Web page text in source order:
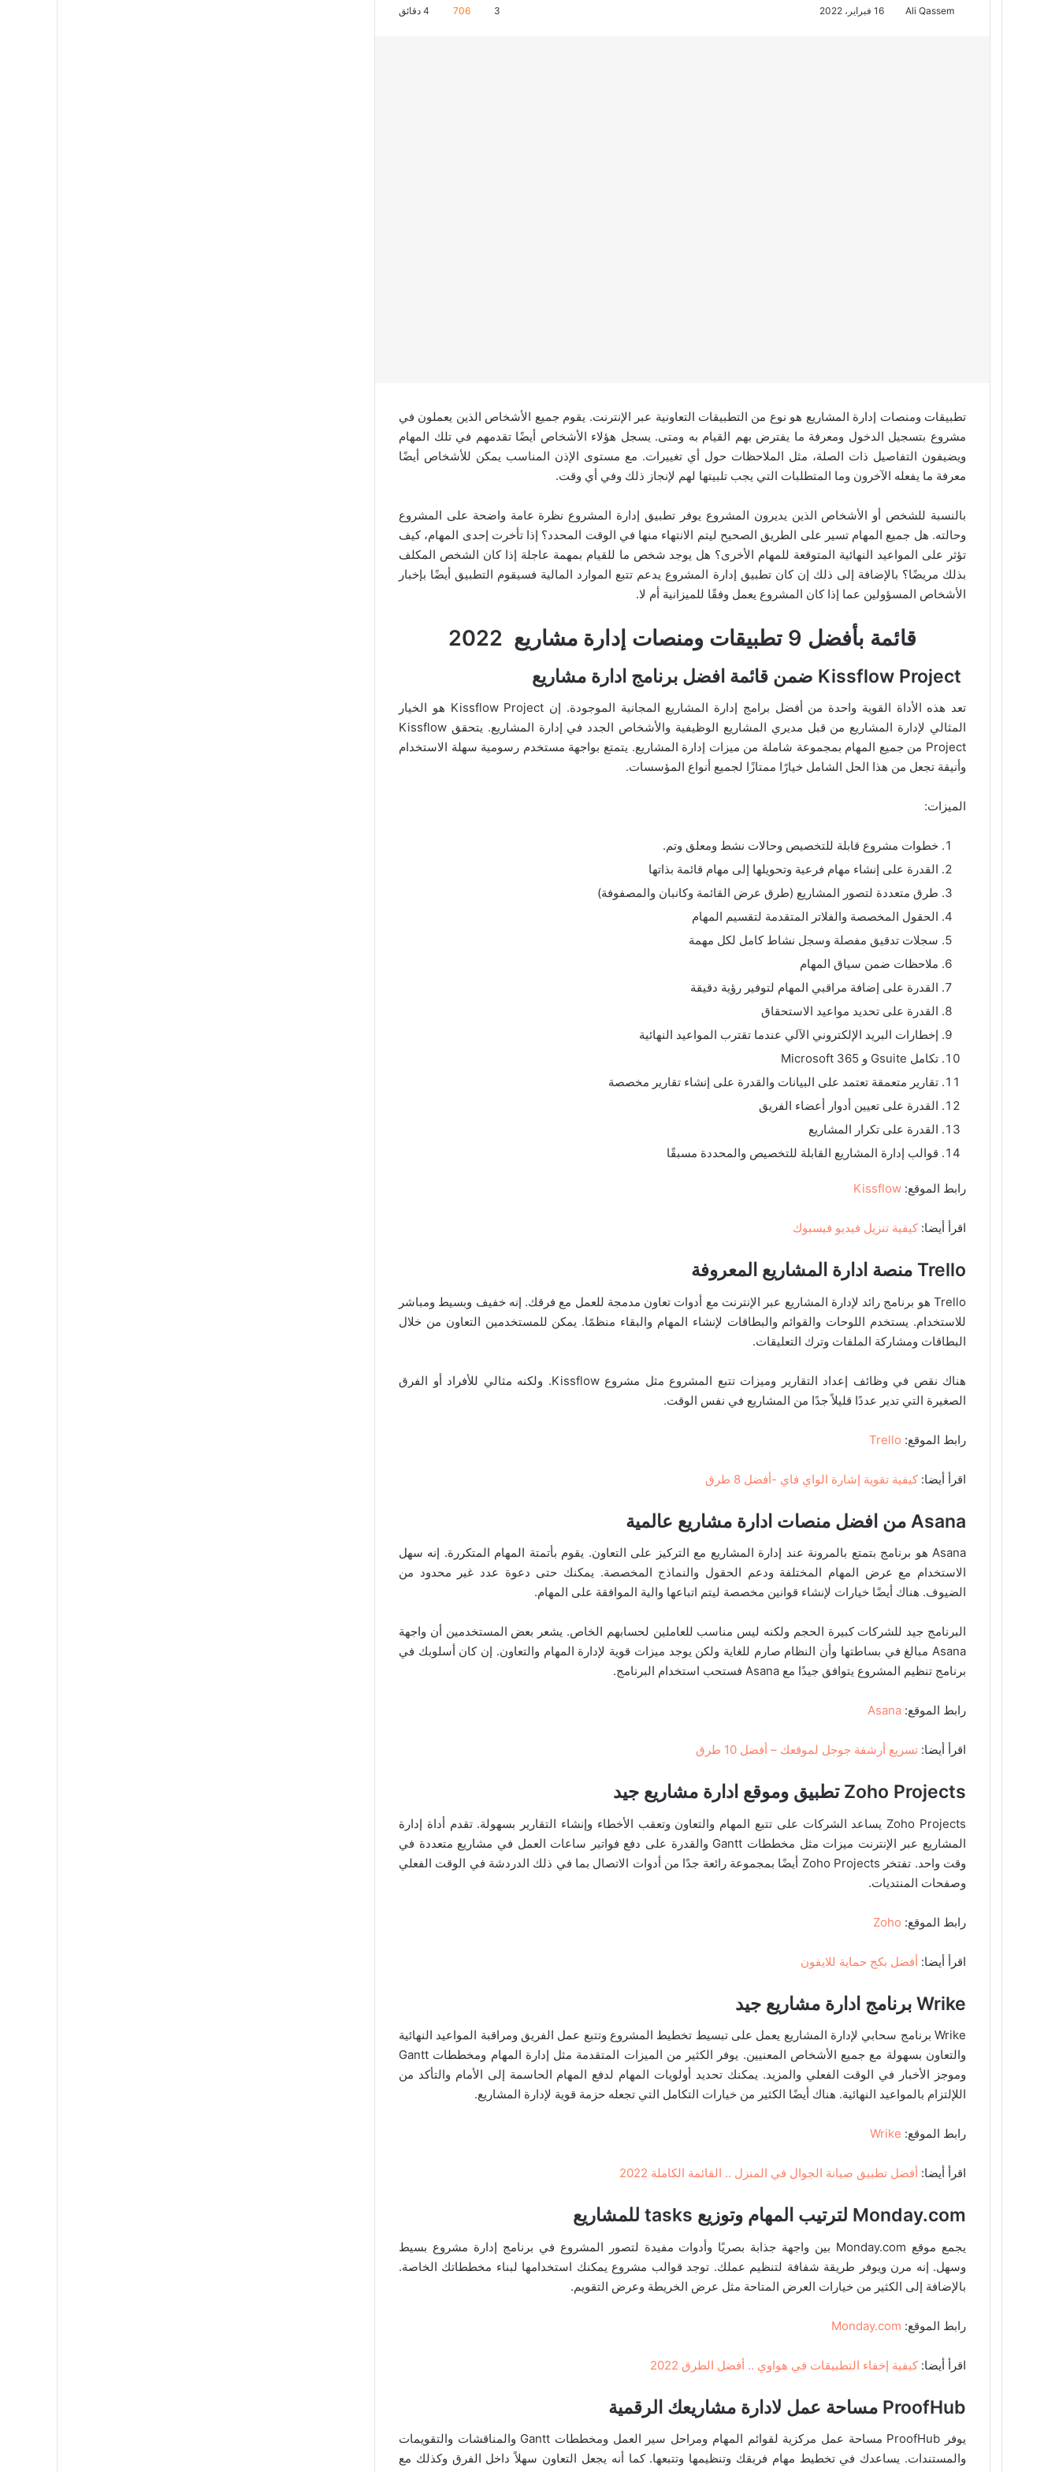
Ali Qassem 16 فبراير، 2022 3
706
تطبيقات ومنصات إدارة المشاريع هو نوع من التطبيقات التعاونية عبر الإنترنت. يقوم جميع الأشخاص الذين يعملون في
مشروع بتسجيل الدخول ومعرفة ما يفترض بهم القيام به ومتى. يسجل هؤلاء الأشخاص أيضًا تقدمهم في تلك المهام
ويضيفون التفاصيل ذات الصلة، مثل الملاحظات حول أي تغييرات. مع مستوى الإذن المناسب يمكن للأشخاص أيضًا
معرفة ما يفعله الآخرون وما المتطلبات التي يجب تلبيتها لهم لإنجاز ذلك وفي أي وقت.
بالنسبة للشخص أو الأشخاص الذين يديرون المشروع يوفر تطبيق إدارة المشروع نظرة عامة واضحة على المشروع
وحالته. هل جميع المهام تسير على الطريق الصحيح ليتم الانتهاء منها في الوقت المحدد؟ إذا تأخرت إحدى المهام، كيف
تؤثر على المواعيد النهائية المتوقعة للمهام الأخرى؟ هل يوجد شخص ما للقيام بمهمة عاجلة إذا كان الشخص المكلف
بذلك مريضًا؟ بالإضافة إلى ذلك إن كان تطبيق إدارة المشروع يدعم تتبع الموارد المالية فسيقوم التطبيق أيضًا بإخبار
الأشخاص المسؤولين عما إذا كان المشروع يعمل وفقًا للميزانية أم لا.
قائمة بأفضل 9 تطبيقات ومنصات إدارة مشاريع 2022
تعد هذه الأداة القوية واحدة من أفضل برامج إدارة المشاريع المجانية الموجودة. إن Kissflow Project هو الخيار
المثالي لإدارة المشاريع من قبل مديري المشاريع الوظيفية والأشخاص الجدد في إدارة المشاريع. يتحقق Kissflow
Project من جميع المهام بمجموعة شاملة من ميزات إدارة المشاريع. يتمتع بواجهة مستخدم رسومية سهلة الاستخدام
وأنيقة تجعل من هذا الحل الشامل خيارًا ممتازًا لجميع أنواع المؤسسات.
الميزات:
خطوات مشروع قابلة للتخصيص وحالات نشط ومعلق وتم.
القدرة على إنشاء مهام فرعية وتحويلها إلى مهام قائمة بذاتها
طرق متعددة لتصور المشاريع (طرق عرض القائمة وكانبان والمصفوفة)
الحقول المخصصة والفلاتر المتقدمة لتقسيم المهام
سجلات تدقيق مفصلة وسجل نشاط كامل لكل مهمة
ملاحظات ضمن سياق المهام
القدرة على إضافة مراقبي المهام لتوفير رؤية دقيقة
القدرة على تحديد مواعيد الاستحقاق
إخطارات البريد الإلكتروني الآلي عندما تقترب المواعيد النهائية
تكامل Gsuite و Microsoft 365
تقارير متعمقة تعتمد على البيانات والقدرة على إنشاء تقارير مخصصة
القدرة على تعيين أدوار أعضاء الفريق
القدرة على تكرار المشاريع
قوالب إدارة المشاريع القابلة للتخصيص والمحددة مسبقًا
رابط الموقع: Kissflow
اقرأ أيضا: كيفية تنزيل فيديو فيسبوك
Trello منصة ادارة المشاريع المعروفة
Trello هو برنامج رائد لإدارة المشاريع عبر الإنترنت مع أدوات تعاون مدمجة للعمل مع فرقك. إنه خفيف وبسيط ومباشر
للاستخدام. يستخدم اللوحات والقوائم والبطاقات لإنشاء المهام والبقاء منظمًا. يمكن للمستخدمين التعاون من خلال
البطاقات ومشاركة الملفات وترك التعليقات.
هناك نقص في وظائف إعداد التقارير وميزات تتبع المشروع مثل مشروع Kissflow. ولكنه مثالي للأفراد أو الفرق
الصغيرة التي تدير عددًا قليلاً جدًا من المشاريع في نفس الوقت.
رابط الموقع: Trello
اقرأ أيضا: كيفية تقوية إشارة الواي فاي -أفضل 8 طرق
Asana من افضل منصات ادارة مشاريع عالمية
Asana هو برنامج بتمتع بالمرونة عند إدارة المشاريع مع التركيز على التعاون. يقوم بأتمتة المهام المتكررة. إنه سهل
الاستخدام مع عرض المهام المختلفة ودعم الحقول والنماذج المخصصة. يمكنك حتى دعوة عدد غير محدود من
الضيوف. هناك أيضًا خيارات لإنشاء قوانين مخصصة ليتم اتباعها والية الموافقة على المهام.
البرنامج جيد للشركات كبيرة الحجم ولكنه ليس مناسب للعاملين لحسابهم الخاص. يشعر بعض المستخدمين أن واجهة
Asana مبالغ في بساطتها وأن النظام صارم للغاية ولكن يوجد ميزات قوية لإدارة المهام والتعاون. إن كان أسلوبك في
برنامج تنظيم المشروع يتوافق جيدًا مع Asana فستحب استخدام البرنامج.
رابط الموقع: Asana
اقرأ أيضا: تسريع أرشفة جوجل لموقعك – أفضل 10 طرق
Zoho Projects تطبيق وموقع ادارة مشاريع جيد
Zoho Projects يساعد الشركات على تتبع المهام والتعاون وتعقب الأخطاء وإنشاء التقارير بسهولة. تقدم أداة إدارة
المشاريع عبر الإنترنت ميزات مثل مخططات Gantt والقدرة على دفع فواتير ساعات العمل في مشاريع متعددة في
وقت واحد. تفتخر Zoho Projects أيضًا بمجموعة رائعة جدًا من أدوات الاتصال بما في ذلك الدردشة في الوقت الفعلي
وصفحات المنتديات.
رابط الموقع: Zoho
اقرأ أيضا: أفضل بكج حماية للايفون
Wrike برنامج ادارة مشاريع جيد
Wrike برنامج سحابي لإدارة المشاريع يعمل على تبسيط تخطيط المشروع وتتبع عمل الفريق ومراقبة المواعيد النهائية
والتعاون بسهولة مع جميع الأشخاص المعنيين. يوفر الكثير من الميزات المتقدمة مثل إدارة المهام ومخططات Gantt
وموجز الأخبار في الوقت الفعلي والمزيد. يمكنك تحديد أولويات المهام لدفع المهام الحاسمة إلى الأمام والتأكد من
اللإلتزام بالمواعيد النهائية. هناك أيضًا الكثير من خيارات التكامل التي تجعله حزمة قوية لإدارة المشاريع.
رابط الموقع: Wrike
اقرأ أيضا: أفضل تطبيق صيانة الجوال في المنزل .. القائمة الكاملة 2022
Monday.com لترتيب المهام وتوزيع tasks للمشاريع
يجمع موقع Monday.com بين واجهة جذابة بصريًا وأدوات مفيدة لتصور المشروع في برنامج إدارة مشروع بسيط
وسهل. إنه مرن ويوفر طريقة شفافة لتنظيم عملك. توجد قوالب مشروع يمكنك استخدامها لبناء مخططاتك الخاصة.
بالإضافة إلى الكثير من خيارات العرض المتاحة مثل عرض الخريطة وعرض التقويم.
رابط الموقع: Monday.com
اقرأ أيضا: كيفية إخفاء التطبيقات في هواوي .. أفضل الطرق 2022
ProofHub مساحة عمل لادارة مشاريعك الرقمية
يوفر ProofHub مساحة عمل مركزية لقوائم المهام ومراحل سير العمل ومخططات Gantt والمناقشات والتقويمات
والمستندات. يساعدك في تخطيط مهام فريقك وتنظيمها وتتبعها. كما أنه يجعل التعاون سهلاً داخل الفرق وكذلك مع